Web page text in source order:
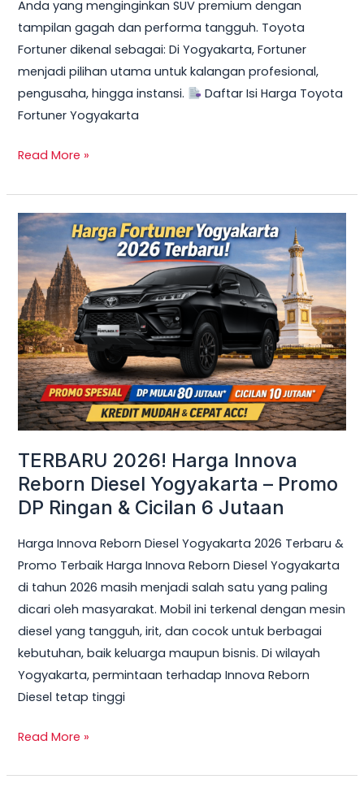
Anda yang menginginkan SUV premium dengan
tampilan gagah dan performa tangguh. Toyota
Fortuner dikenal sebagai: Di Yogyakarta, Fortuner
menjadi pilihan utama untuk kalangan profesional,
pengusaha, hingga instansi.
Daftar Isi Harga Toyota
Fortuner Yogyakarta
Ringan
&
Cicilan
Mulai
10
Jutaan
Read More »
TERBARU 2026! Harga Innova
Reborn Diesel Yogyakarta – Promo
DP Ringan & Cicilan 6 Jutaan
Harga Innova Reborn Diesel Yogyakarta 2026 Terbaru &
Promo Terbaik Harga Innova Reborn Diesel Yogyakarta
di tahun 2026 masih menjadi salah satu yang paling
dicari oleh masyarakat. Mobil ini terkenal dengan mesin
diesel yang tangguh, irit, dan cocok untuk berbagai
kebutuhan, baik keluarga maupun bisnis. Di wilayah
Yogyakarta, permintaan terhadap Innova Reborn
Diesel tetap tinggi
TERBARU
2026!
Harga
Innova
Reborn
Diesel
Yogyakarta
–
Promo
DP
&
Cicilan
6
Read More »